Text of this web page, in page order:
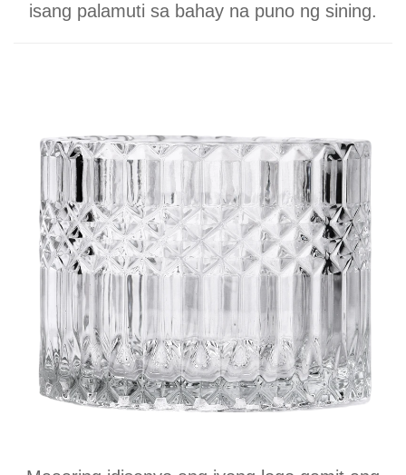
isang palamuti sa bahay na puno ng sining.